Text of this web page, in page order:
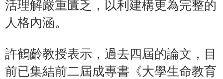
活理解嚴重匱乏，以利建構更為完整的
人格內涵。
許鶴齡教授表示，過去四屆的論文，目
前已集結前二屆成專書《大學生命教育